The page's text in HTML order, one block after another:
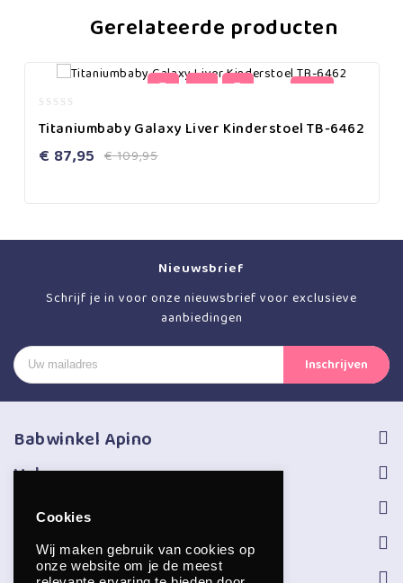
Gerelateerde producten
-20%
out
5
Titaniumbaby Galaxy Liver Kinderstoel TB-6462
€109,95
€ 87,95
Nieuwsbrief
Schrijf je in voor onze nieuwsbrief voor exclusieve
aanbiedingen
Babwinkel Apino
Volg ons
Informatie
Service
Cookies
Wij maken gebruik van cookies op
onze website om je de meest